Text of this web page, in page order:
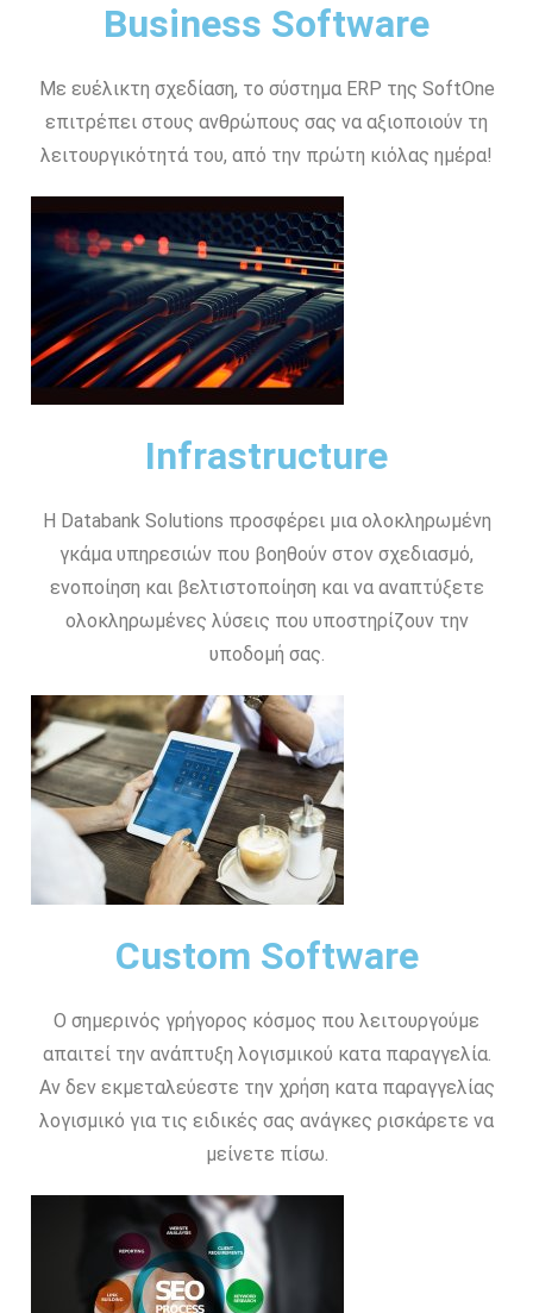
Business Software
Με ευέλικτη σχεδίαση, το σύστημα ERP της SoftOne
επιτρέπει στους ανθρώπους σας να αξιοποιούν τη
λειτουργικότητά του, από την πρώτη κιόλας ημέρα!
Infrastructure
Η Databank Solutions προσφέρει μια ολοκληρωμένη
γκάμα υπηρεσιών που βοηθούν στον σχεδιασμό,
ενοποίηση και βελτιστοποίηση και να αναπτύξετε
ολοκληρωμένες λύσεις που υποστηρίζουν την
υποδομή σας.
Custom Software
Ο σημερινός γρήγορος κόσμος που λειτουργούμε
απαιτεί την ανάπτυξη λογισμικού κατα παραγγελία.
Αν δεν εκμεταλεύεστε την χρήση κατα παραγγελίας
λογισμικό για τις ειδικές σας ανάγκες ρισκάρετε να
μείνετε πίσω.